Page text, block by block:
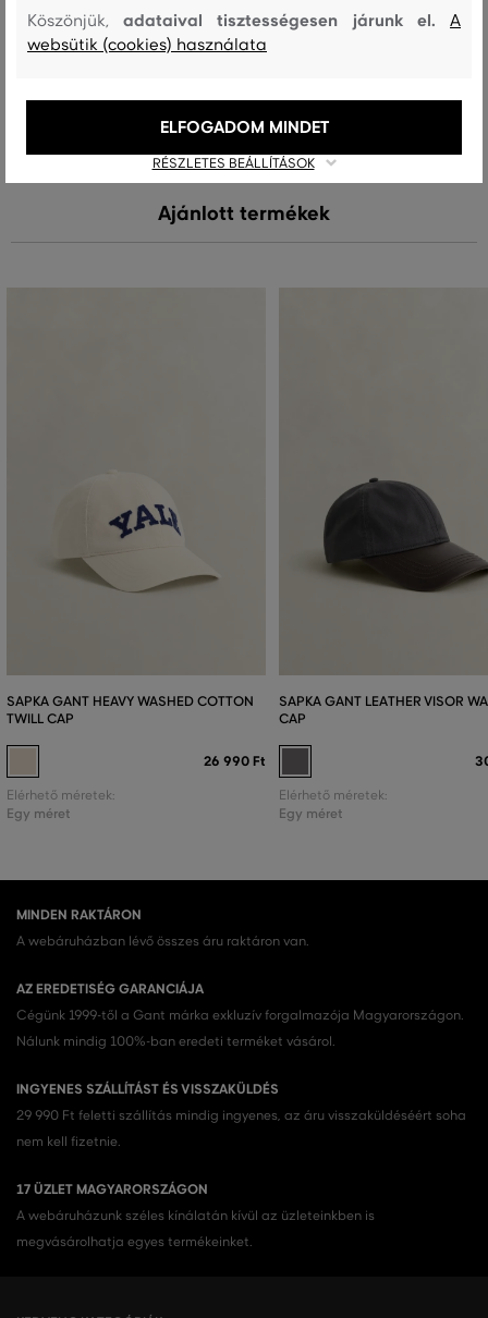
Kezelési útmutató
MOSÁS FEHÉRÍTÉS SZÁRÍTÁS VASALÁS TISZTÍTÁS
Ajánlott termékek
SAPKA GANT HEAVY WASHED COTTON
TWILL CAP
26 990 Ft
Elérhető méretek:
Egy méret
SAPKA GANT LEATHER VISOR
CAP
Elérhető méretek:
Egy méret
MINDEN RAKTÁRON
A webáruházban lévő összes áru raktáron van.
AZ EREDETISÉG GARANCIÁJA
Cégünk 1999-től a Gant márka exkluzív forgalmazója Magyarországon.
Nálunk mindig 100%-ban eredeti terméket vásárol.
INGYENES SZÁLLÍTÁST ÉS VISSZAKÜLDÉS
29 990 Ft feletti szállítás mindig ingyenes, az áru visszaküldéséért soha
nem kell fizetnie.
17 ÜZLET MAGYARORSZÁGON
A webáruházunk széles kínálatán kívül az üzleteinkben is
megvásárolhatja egyes termékeinket.
Köszönjük,adataival tisztességesen járunk el.A
websütik (cookies) használata
RÉSZLETES BEÁLLÍTÁSOK
ELFOGADOM MINDET